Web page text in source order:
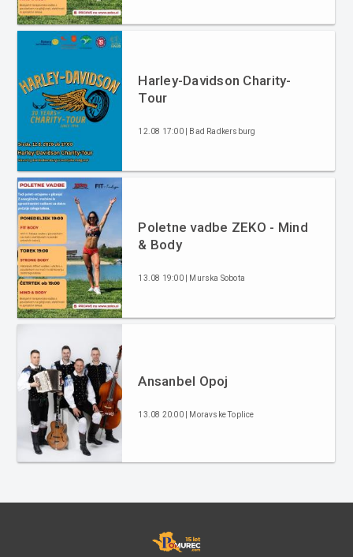
Harley-Davidson Charity-
Tour
12.08 17:00 | Bad Radkersburg
Poletne vadbe ZEKO - Mind
& Body
13.08 19:00 | Murska Sobota
Ansanbel Opoj
13.08 20:00 | Moravske Toplice